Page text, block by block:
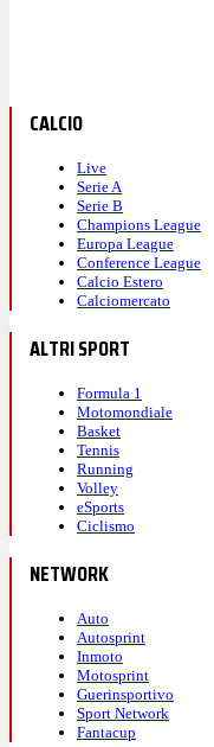
CALCIO
Live
Serie A
Serie B
Champions League
Europa League
Conference League
Calcio Estero
Calciomercato
ALTRI SPORT
Formula 1
Motomondiale
Basket
Tennis
Running
Volley
eSports
Ciclismo
NETWORK
Auto
Autosprint
Inmoto
Motosprint
Guerinsportivo
Sport Network
Fantacup